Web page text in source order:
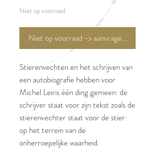
Niet op voorraad
Niet op voorraad -> aanvragen <-
Stierenvechten en het schrijven van
een autobiografie hebben voor
Michel Leiris één ding gemeen: de
schrijver staat voor zijn tekst zoals de
stierenvechter staat voor de stier:
op het terrein van de
onherroepelijke waarheid.